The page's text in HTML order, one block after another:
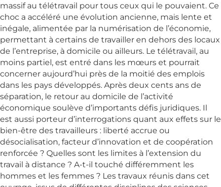
massif au télétravail pour tous ceux qui le pouvaient. Ce
choc a accéléré une évolution ancienne, mais lente et
inégale, alimentée par la numérisation de l’économie,
permettant à certains de travailler en dehors des locaux
de l’entreprise, à domicile ou ailleurs. Le télétravail, au
moins partiel, est entré dans les mœurs et pourrait
concerner aujourd’hui près de la moitié des emplois
dans les pays développés. Après deux cents ans de
séparation, le retour au domicile de l’activité
économique soulève d’importants défis juridiques. Il
est aussi porteur d’interrogations quant aux effets sur le
bien-être des travailleurs : liberté accrue ou
désocialisation, facteur d’innovation et de coopération
renforcée ? Quelles sont les limites à l’extension du
travail à distance ? A-t-il touché différemment les
hommes et les femmes ? Les travaux réunis dans cet